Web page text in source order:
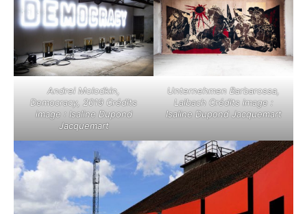
Andrei Molodkin,
Democracy, 2019 Crédits
image : Isaline Dupond
Jacquemart
Unternehmen Barbarossa,
Laibach Crédits image :
Isaline Dupond Jacquemart